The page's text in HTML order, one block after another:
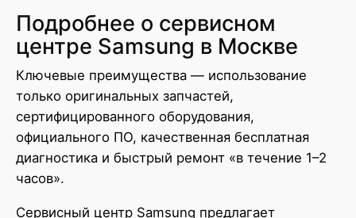
Подробнее о сервисном
центре Samsung в Москве
Ключевые преимущества — использование
только оригинальных запчастей,
сертифицированного оборудования,
официального ПО, качественная бесплатная
диагностика и быстрый ремонт «в течение 1–2
часов».
Сервисный центр Samsung предлагает